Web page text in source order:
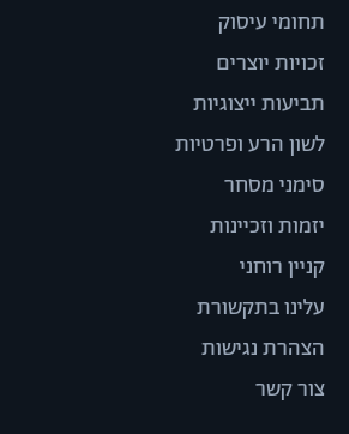
תחומי עיסוק
זכויות יוצרים
תביעות ייצוגיות
לשון הרע ופרטיות
סימני מסחר
יזמות וזכיינות
קניין רוחני
עלינו בתקשורת
הצהרת נגישות
צור קשר